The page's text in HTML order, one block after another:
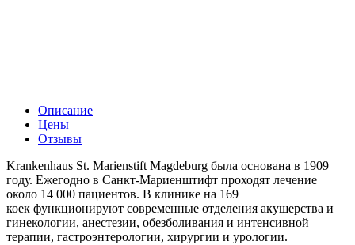
Описание
Цены
Отзывы
Krankenhaus St. Marienstift Magdeburg была основана в 1909
году. Ежегодно в Санкт-Мариенштифт проходят лечение
около 14 000 пациентов. В клинике на 169
коек функционируют современные отделения акушерства и
гинекологии, анестезии, обезболивания и интенсивной
терапии, гастроэнтерологии, хирургии и урологии.